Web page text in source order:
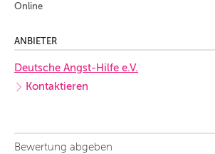
Online
ANBIETER
Deutsche Angst-Hilfe e.V.
Kontaktieren
Bewertung abgeben